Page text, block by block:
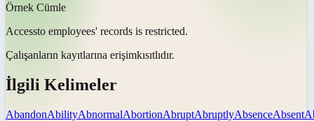
Örnek Cümle
Accessto employees' records is restricted.
Çalışanların kayıtlarına erişimkısıtlıdır.
İlgili Kelimeler
AbandonAbilityAbnormalAbortionAbruptAbruptlyAbsenceAbsent